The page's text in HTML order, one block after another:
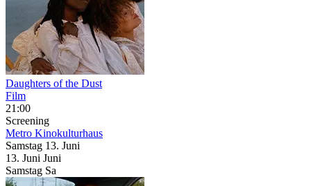
Daughters of the Dust
Film
21:00
Screening
Metro Kinokulturhaus
Samstag 13. Juni
13. Juni Juni
Samstag Sa